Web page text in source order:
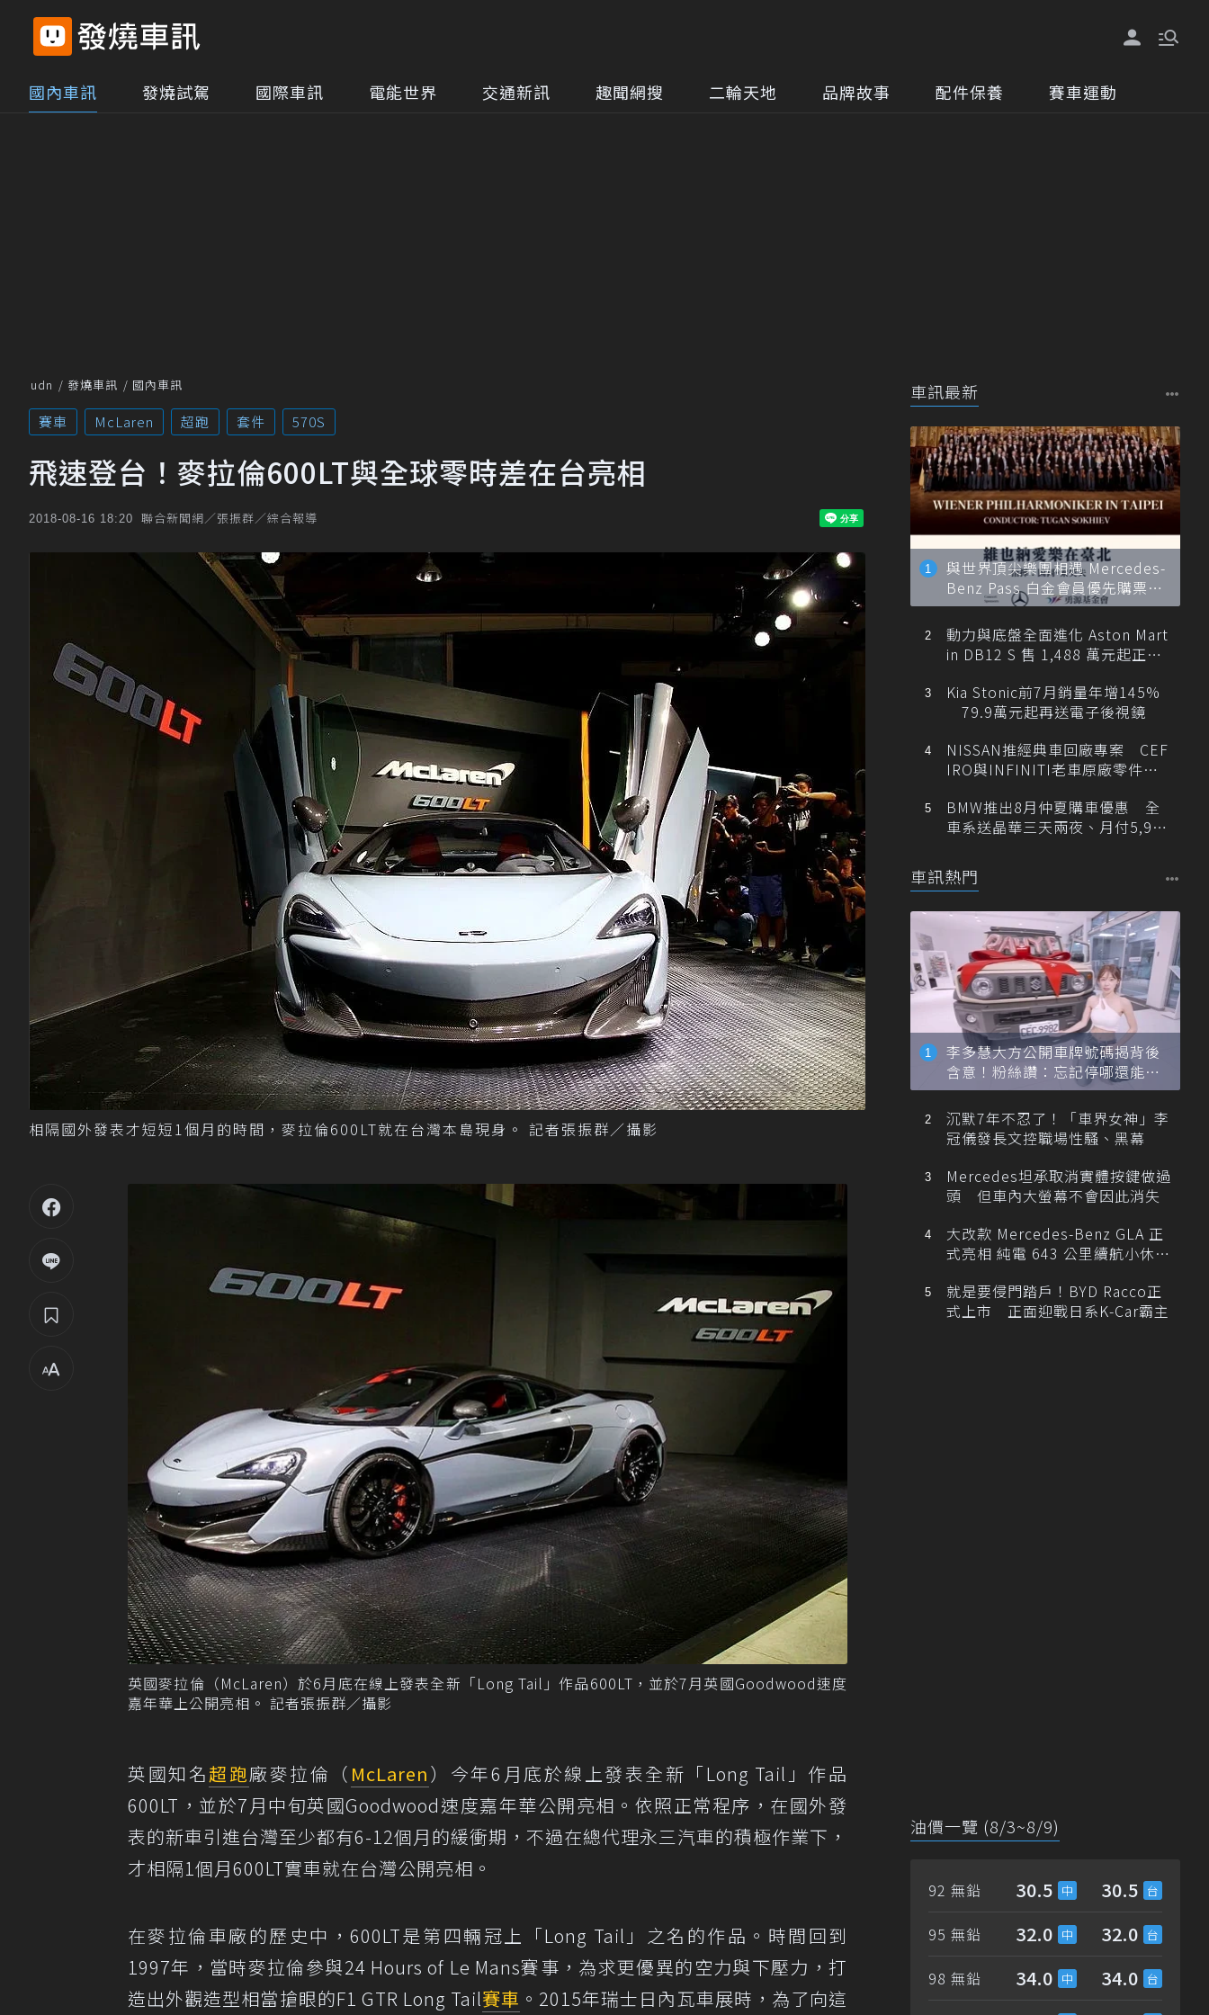
國內車訊 發燒試駕 國際車訊 電能世界 交通新訊 趣聞網搜 二輪天地 品牌故事 配件保養 賽車運動
udn 發燒車訊 國內車訊
賽車 McLaren 超跑 套件 570S
飛速登台！麥拉倫600LT與全球零時差在台亮相
2018-08-16 18:20 聯合新聞網／張振群／綜合報導
相隔國外發表才短短1個月的時間，麥拉倫600LT就在台灣本島現身。 記者張振群／攝影
英國麥拉倫（McLaren）於6月底在線上發表全新「Long Tail」作品600LT，並於7月英國Goodwood速度
嘉年華上公開亮相。 記者張振群／攝影
英國知名超跑廠麥拉倫（ McLaren）今年6月底於線上發表全新「Long Tail」作品
600LT，並於7月中旬英國Goodwood速度嘉年華公開亮相。依照正常程序，在國外發
表的新車引進台灣至少都有6-12個月的緩衝期，不過在總代理永三汽車的積極作業下，
才相隔1個月600LT實車就在台灣公開亮相。
在麥拉倫車廠的歷史中，600LT是第四輛冠上「Long Tail」之名的作品。時間回到
1997年，當時麥拉倫參與24 Hours of Le Mans賽事，為求更優異的空力與下壓力，打
造出外觀造型相當搶眼的F1 GTR Long Tail賽車 。2015年瑞士日內瓦車展時，為了向這
車訊最新
與世界頂尖樂團相遇 Mercedes-
Benz Pass 白金會員優先購票維
也納愛樂
動力與底盤全面進化 Aston Mart
in DB12 S 售 1,488 萬元起正式
Kia Stonic前7月銷量年增145%
79.9萬元起再送電子後視鏡
NISSAN推經典車回廠專案 CEF
IRO與INFINITI老車原廠零件最
BMW推出8月仲夏購車優惠 全
車系送晶華三天兩夜、月付5,900
車訊熱門
李多慧大方公開車牌號碼揭背後
含意！粉絲讚：忘記停哪還能幫
忙找車
沉默7年不忍了！「車界女神」李
冠儀發長文控職場性騷、黑幕
Mercedes坦承取消實體按鍵做過
頭 但車內大螢幕不會因此消失
大改款 Mercedes-Benz GLA 正
式亮相 純電 643 公里續航小休
就是要侵門踏戶！BYD Racco正
式上市 正面迎戰日系K-Car霸主
油價一覽 (8/3~8/9)
92 無鉛 30.5 30.5
95 無鉛 32.0 32.0
98 無鉛 34.0 34.0